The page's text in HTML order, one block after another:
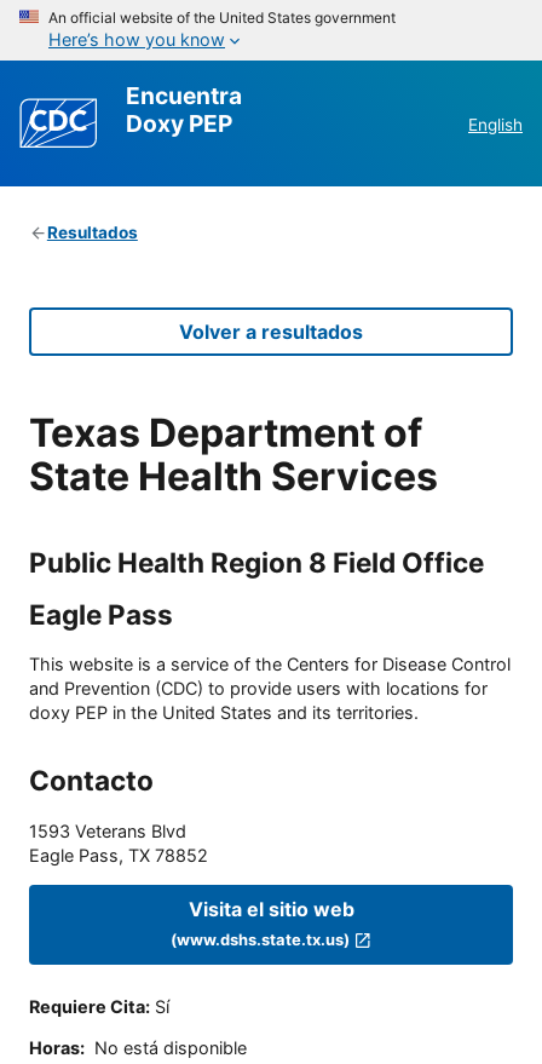
An official website of the United States government
Here’s how you know
Encuentra
Doxy PEP
English
Resultados
Volver a resultados
Texas Department of
State Health Services
Public Health Region 8 Field Office
Eagle Pass
This website is a service of the Centers for Disease Control
and Prevention (CDC) to provide users with locations for
doxy PEP in the United States and its territories.
Contacto
1593 Veterans Blvd
Eagle Pass, TX 78852
Visita el sitio web
(www.dshs.state.tx.us)
Requiere Cita: Sí
Horas: No está disponible